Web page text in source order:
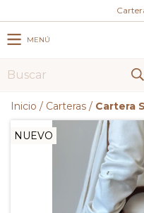
MENÚ
Inicio / Carteras / Cartera
NUEVO